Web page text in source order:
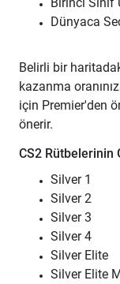
Dünyaca
Belirli bir
kazanma
için Premier'den
önerir.
CS2 Rütbelerinin
Silver 1
Silver 2
Silver 3
Silver 4
Silver Elite
Silver Elite